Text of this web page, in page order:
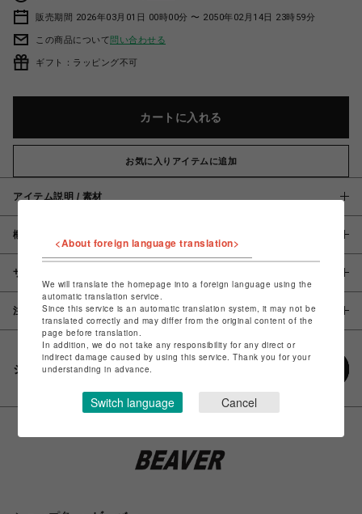
販売期間 2026年03月01日 00時00分 〜 2050年02月14日 23時59分
この商品について問い合わせる
ギフト：ラッピング不可
カートに入れる
お気に入りアイテムに追加
アイテム説明 / 素材
概要
サイズ
注意事項
シェアする
<About foreign language translation>
We will translate the homepage into a foreign language using the
automatic translation service.
Since this service is an automatic translation system, it may not be
translated correctly and may differ from the original content of the
page before translation.
In addition, we do not take any responsibility for any direct or
indirect damage caused by using this service. Thank you for your
understanding in advance.
Switch language Cancel